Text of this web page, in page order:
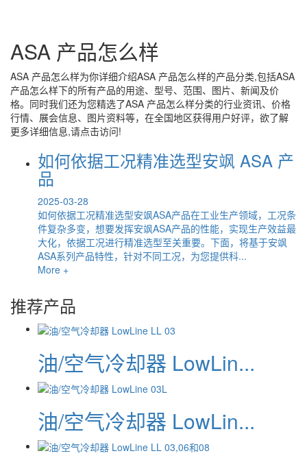
ASA 产品怎么样
ASA 产品怎么样为你详细介绍ASA 产品怎么样的产品分类,包括ASA
产品怎么样下的所有产品的用途、型号、范围、图片、新闻及价
格。同时我们还为您精选了ASA 产品怎么样分类的行业资讯、价格
行情、展会信息、图片资料等，在全国地区获得用户好评，欲了解
更多详细信息,请点击访问!
如何依据工况精准选型安飒 ASA 产
品
2025-03-28
如何依据工况精准选型安飒ASA产品在工业生产领域，工况条
件复杂多变，想要发挥安飒ASA产品的性能，实现生产效益最
大化，依据工况进行精准选型至关重要。下面，将基于安飒
ASA系列产品特性，针对不同工况，为您提供科...
More +
推荐产品
油/空气冷却器 LowLin...
油/空气冷却器 LowLin...